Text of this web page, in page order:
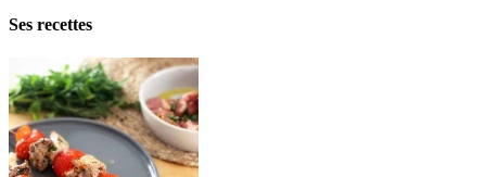
Ses recettes